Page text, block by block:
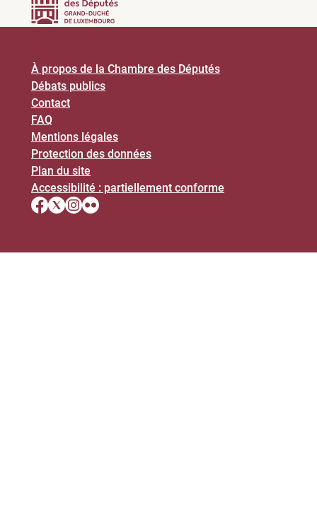
À propos de la Chambre des Députés
Débats publics
Contact
FAQ
Mentions légales
Protection des données
Plan du site
Accessibilité : partiellement conforme